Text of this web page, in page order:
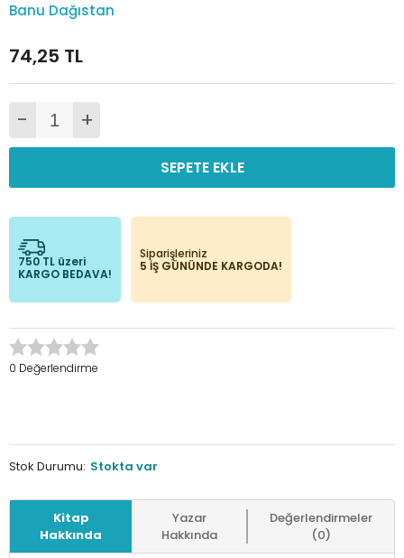
Banu Dağıstan
74,25 TL
- +
SEPETE EKLE
750 TL üzeri
KARGO BEDAVA!
Siparişleriniz
5 İŞ GÜNÜNDE KARGODA!
0 Değerlendirme
Stok Durumu: Stokta var
Kitap
Hakkında
Yazar
Hakkında
Değerlendirmeler
(0)